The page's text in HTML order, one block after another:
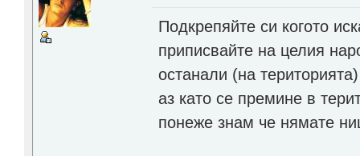
Подкрепяйте си когото
приписвайте на целия
останали (на територията)
аз като се премине в
понеже знам че нямате